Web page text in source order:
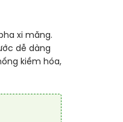
xi măng.
dễ dàng
kiềm hóa,